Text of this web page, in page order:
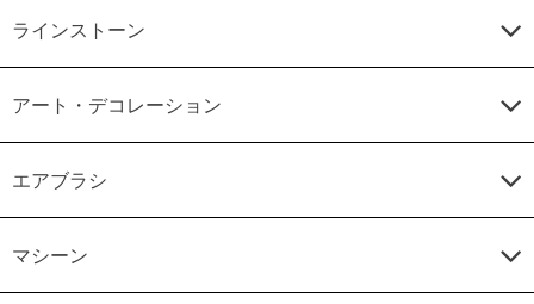
ラインストーン
アート・デコレーション
エアブラシ
マシーン